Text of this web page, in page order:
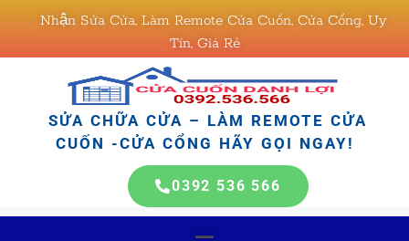
Nhận Sửa Cửa, Làm Remote Cửa Cuốn, Cửa Cổng, Uy
Tín, Giá Rẻ
SỬA CHỮA CỬA – LÀM REMOTE CỬA
CUỐN -CỬA CỔNG HÃY GỌI NGAY!
0392 536 566